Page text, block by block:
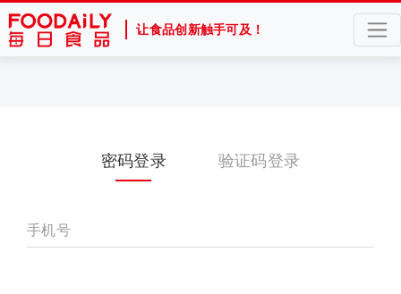
让食品创新触手可及！
密码登录 验证码登录
手机号